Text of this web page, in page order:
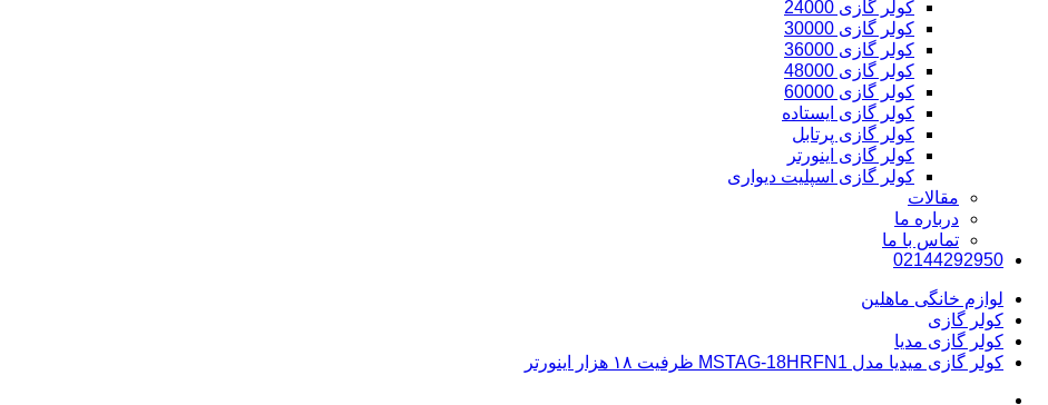
کولر گازی 24000
کولر گازی 30000
کولر گازی 36000
کولر گازی 48000
کولر گازی 60000
کولر گازی ایستاده
کولر گازی پرتابل
کولر گازی اینورتر
کولر گازی اسپلیت دیواری
مقالات
درباره ما
تماس با ما
02144292950
لوازم خانگی ماهلین
کولر گازی
کولر گازی مدیا
کولر گازی میدیا مدل MSTAG-18HRFN1 ظرفیت ۱۸ هزار اینورتر